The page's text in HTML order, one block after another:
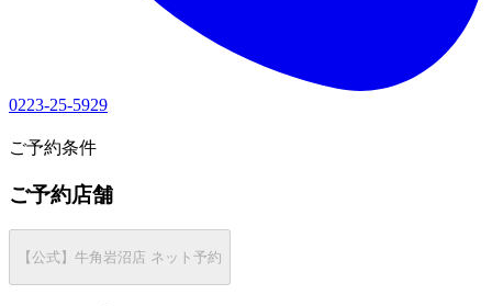
0223-25-5929
ご予約条件
ご予約店舗
【公式】牛角岩沼店 ネット予約